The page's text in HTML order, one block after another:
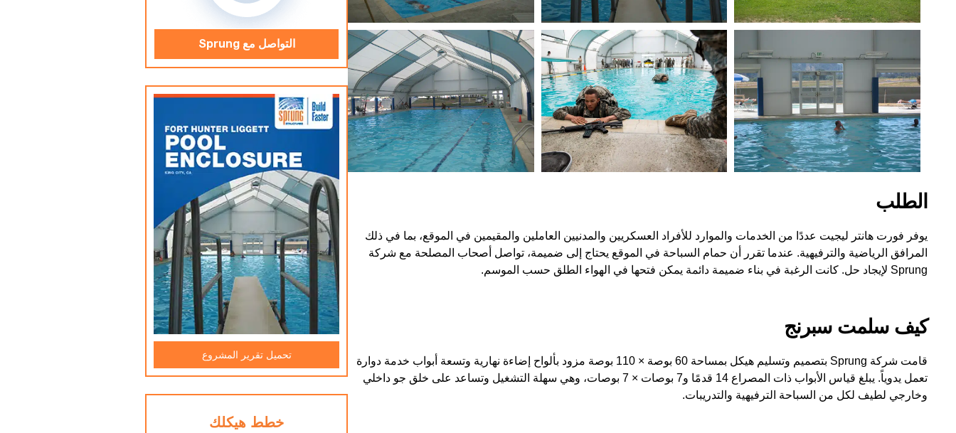
الطلب
يوفر فورت هانتر ليجيت عددًا من الخدمات والموارد للأفراد العسكريين والمدنيين العاملين والمقيمين في الموقع، بما في ذلك
المرافق الرياضية والترفيهية. عندما تقرر أن حمام السباحة في الموقع يحتاج إلى ضميمة، تواصل أصحاب المصلحة مع شركة
Sprung لإيجاد حل. كانت الرغبة في بناء ضميمة دائمة يمكن فتحها في الهواء الطلق حسب الموسم.
كيف سلمت سبرنج
قامت شركة Sprung بتصميم وتسليم هيكل بمساحة 60 بوصة × 110 بوصة مزود بألواح إضاءة نهارية وتسعة أبواب خدمة دوارة
تعمل يدوياً. يبلغ قياس الأبواب ذات المصراع 14 قدمًا و7 بوصات × 7 بوصات، وهي سهلة التشغيل وتساعد على خلق جو داخلي
وخارجي لطيف لكل من السباحة الترفيهية والتدريبات.
التواصل مع Sprung
تحميل تقرير المشروع
خطط هيكلك